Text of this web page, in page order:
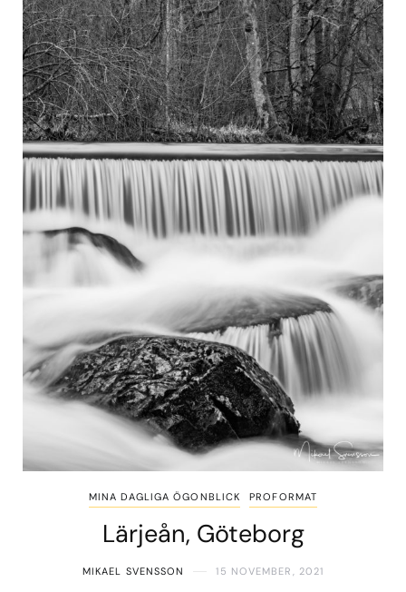
MINA DAGLIGA ÖGONBLICK PROFORMAT
Lärjeån, Göteborg
MIKAEL SVENSSON 15 NOVEMBER, 2021